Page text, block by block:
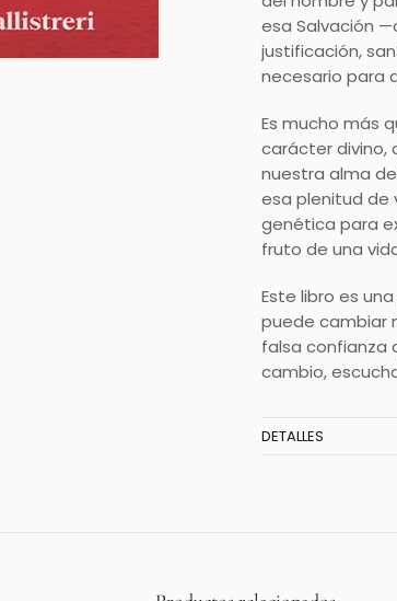
esa Salvación
justificación,
necesario para
Es mucho más
carácter divino,
nuestra alma
esa plenitud de
genética para
fruto de una
Este libro es
puede cambiar
falsa confianza
cambio,
DETALLES